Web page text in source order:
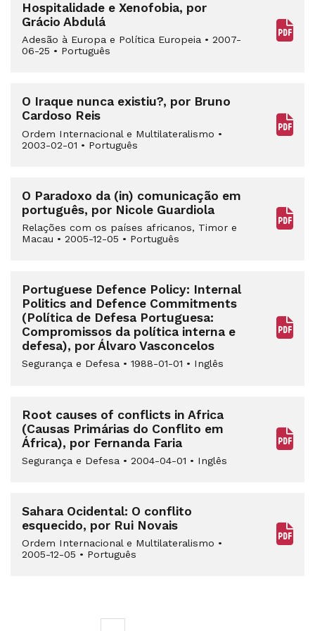
Hospitalidade e Xenofobia, por
Grácio Abdulá
Adesão à Europa e Política Europeia • 2007-
06-25 • Português
O Iraque nunca existiu?, por Bruno
Cardoso Reis
Ordem Internacional e Multilateralismo •
2003-02-01 • Português
O Paradoxo da (in) comunicação em
português, por Nicole Guardiola
Relações com os países africanos, Timor e
Macau • 2005-12-05 • Português
Portuguese Defence Policy: Internal
Politics and Defence Commitments
(Política de Defesa Portuguesa:
Compromissos da política interna e
defesa), por Álvaro Vasconcelos
Segurança e Defesa • 1988-01-01 • Inglês
Root causes of conflicts in Africa
(Causas Primárias do Conflito em
África), por Fernanda Faria
Segurança e Defesa • 2004-04-01 • Inglês
Sahara Ocidental: O conflito
esquecido, por Rui Novais
Ordem Internacional e Multilateralismo •
2005-12-05 • Português